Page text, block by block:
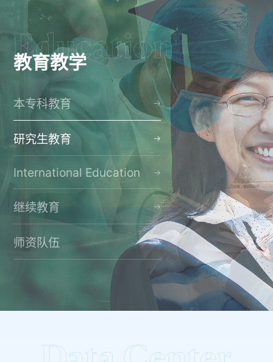
教育教学
本专科教育
研究生教育
International Education
继续教育
师资队伍